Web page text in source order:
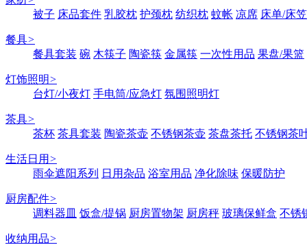
被子 床品套件 乳胶枕 护颈枕 纺织枕 蚊帐 凉席 床单/床笠
餐具>
餐具套装 碗 木筷子 陶瓷筷 金属筷 一次性用品 果盘/果篮
灯饰照明>
台灯/小夜灯 手电筒/应急灯 氛围照明灯
茶具>
茶杯 茶具套装 陶瓷茶壶 不锈钢茶壶 茶盘茶托 不锈钢茶
生活日用 >
雨伞遮阳系列
日用杂品 浴室用品 净化除味 保暖防护
厨房配件>
调料器皿 饭盒/提锅 厨房置物架 厨房秤 玻璃保鲜盒 不锈
收纳用品>